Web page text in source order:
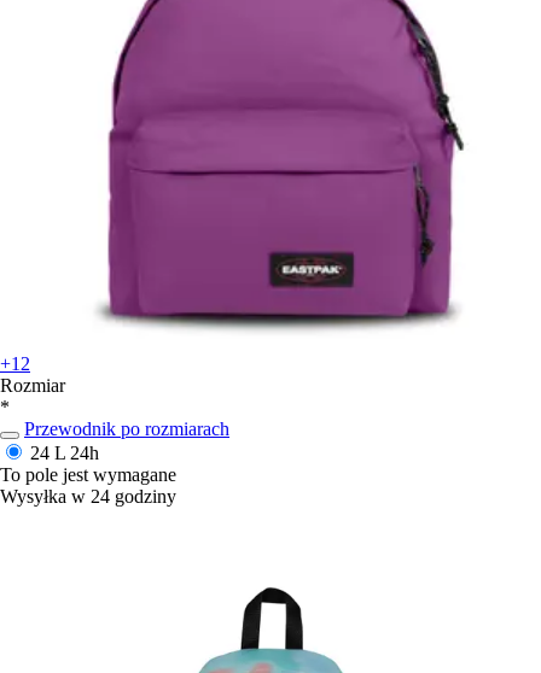
+12
Rozmiar
*
Przewodnik po rozmiarach
24 L 24h
To pole jest wymagane
Wysyłka w 24 godziny